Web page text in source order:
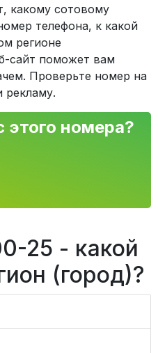
какому сотовому
телефона, к какой
регионе
сайт поможет вам
Проверьте номер на
рекламу.
этого номера?
25 - какой
(город)?